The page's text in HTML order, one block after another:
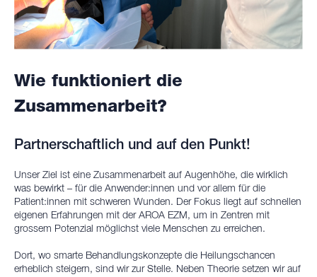
Wie funktioniert die
Zusammenarbeit?
Partnerschaftlich und auf den Punkt!
Unser Ziel ist eine Zusammenarbeit auf Augenhöhe, die wirklich
was bewirkt – für die Anwender:innen und vor allem für die
Patient:innen mit schweren Wunden. Der Fokus liegt auf schnellen
eigenen Erfahrungen mit der AROA EZM, um in Zentren mit
grossem Potenzial möglichst viele Menschen zu erreichen.
Dort, wo smarte Behandlungskonzepte die Heilungschancen
erheblich steigern, sind wir zur Stelle. Neben Theorie setzen wir auf